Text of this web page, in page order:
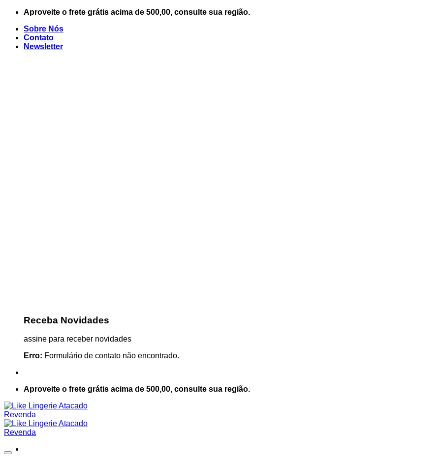
Skip
content
Aproveite o frete grátis acima de 500,00, consulte sua região.
Sobre Nós
Contato
Newsletter
Receba Novidades
assine para receber novidades
Erro: Formulário de contato não encontrado.
Aproveite o frete grátis acima de 500,00, consulte sua região.